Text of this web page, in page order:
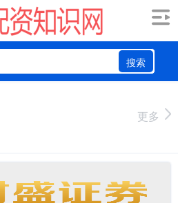
搜索
更多